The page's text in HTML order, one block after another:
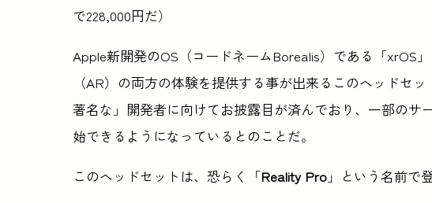
で228,000円だ）
Apple新開発のOS（コードネームBorealis）である「xrOS
（AR）の両方の体験を提供する事が出来るこのヘッドセ
著名な」開発者に向けてお披露目が済んでおり、一部のサ
始できるようになっているとのことだ。
このヘッドセットは、恐らく「Reality Pro 」という名前で